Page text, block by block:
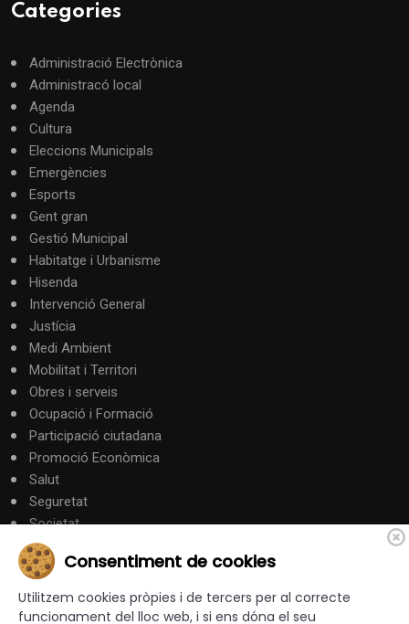
Categories
Administració Electrònica
Administracó local
Agenda
Cultura
Eleccions Municipals
Emergències
Esports
Gent gran
Gestió Municipal
Habitatge i Urbanisme
Hisenda
Intervenció General
Justícia
Medi Ambient
Mobilitat i Territori
Obres i serveis
Ocupació i Formació
Participació ciutadana
Promoció Econòmica
Salut
Seguretat
Societat
Turisme
Altres Canals
Consentiment de cookies
Utilitzem cookies pròpies i de tercers per al correcte
funcionament del lloc web, i si ens dóna el seu